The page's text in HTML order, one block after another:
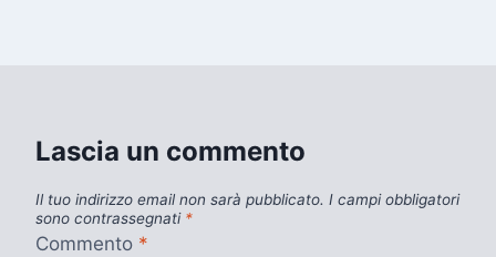
Lascia un commento
Il tuo indirizzo email non sarà pubblicato. I campi obbligatori
sono contrassegnati *
Commento *